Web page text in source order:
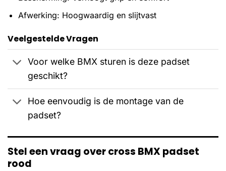
Afwerking: Hoogwaardig en slijtvast
Veelgestelde Vragen
Voor welke BMX sturen is deze padset
geschikt?
Hoe eenvoudig is de montage van de
padset?
Stel een vraag over cross BMX padset
rood